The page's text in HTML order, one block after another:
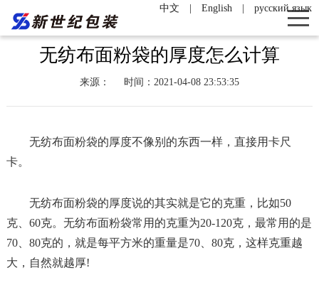
中文 English русский язык
无纺布面粉袋的厚度怎么计算
来源： 时间：2021-04-08 23:53:35
无纺布面粉袋的厚度不像别的东西一样，直接用卡尺
卡。
无纺布面粉袋的厚度说的其实就是它的克重，比如50
克、60克。无纺布面粉袋常用的克重为20-120克，最常用的是
70、80克的，就是每平方米的重量是70、80克，这样克重越
大，自然就越厚!